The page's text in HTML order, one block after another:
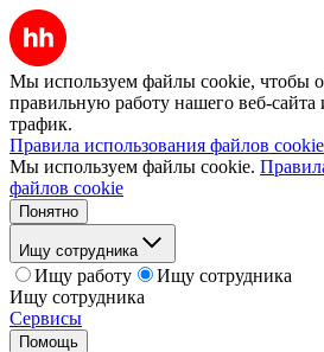
Мы используем файлы cookie, чтобы
правильную работу нашего веб-сайта
трафик.
Правила использования файлов cookie
Мы используем файлы cookie.
файлов cookie
Понятно
Ищу сотрудника
Ищу работу
Ищу сотрудника
Ищу сотрудника
Сервисы
Помощь